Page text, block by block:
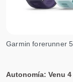
Garmin forerunner
Autonomía: Venu